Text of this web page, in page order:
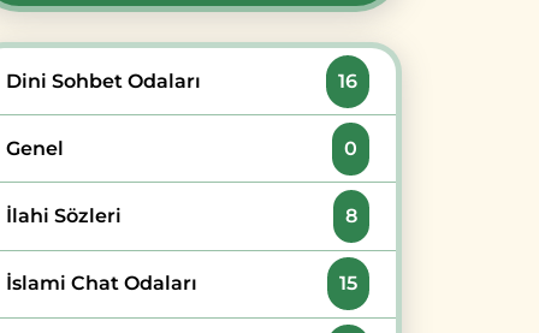
Dini Sohbet Odaları 16
Genel 0
İlahi Sözleri 8
İslami Chat Odaları 15